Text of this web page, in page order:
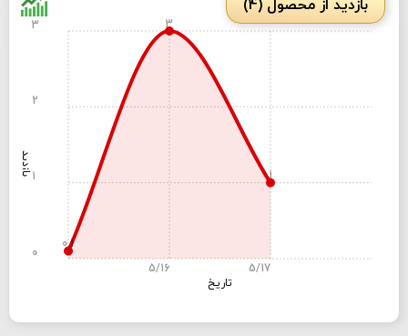
بازدید از محصول (4)
بازدید
تاریخ
0.1
3
1
5/16 5/17
0
1
2
3